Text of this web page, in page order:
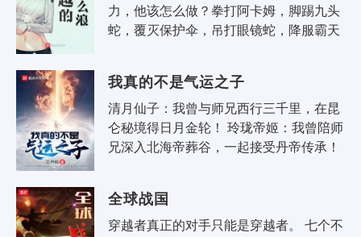
力，他该怎么做？拳打阿卡姆，脚踢九头
蛇，覆灭保护伞，吊打眼镜蛇，降服霸天
我真的不是气运之子
清月仙子：我曾与师兄西行三千里，在昆
仑秘境得日月金轮！ 玲珑帝姬：我曾陪师
兄深入北海帝葬谷，一起接受丹帝传承！
全球战国
穿越者真正的对手只能是穿越者。 七个不